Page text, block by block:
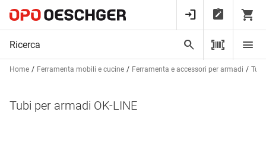
Home Ferramenta mobili e cucine Ferramenta e accessori per armadi
Tubi per armadi OK-LINE